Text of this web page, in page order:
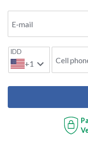
E-mail
IDD
+1 Cell